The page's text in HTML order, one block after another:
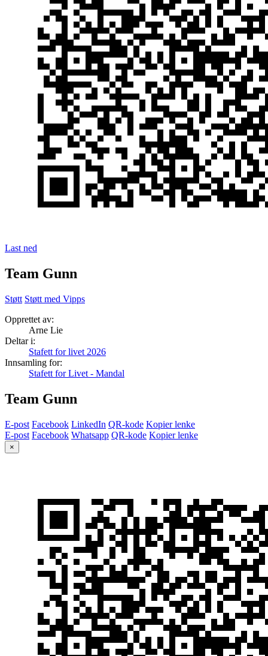
Last ned
Team Gunn
Støtt Støtt med Vipps
Opprettet av:
Arne Lie
Deltar i:
Stafett for livet 2026
Innsamling for:
Stafett for Livet - Mandal
Team Gunn
E-post Facebook LinkedIn QR-kode Kopier lenke
E-post Facebook Whatsapp QR-kode Kopier lenke
×